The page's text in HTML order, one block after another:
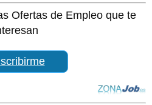
Ofertas de Empleo que te